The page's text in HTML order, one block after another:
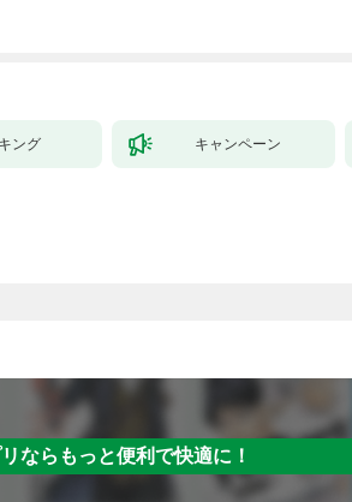
ング キャンペーン
ならもっと便利で快適に！